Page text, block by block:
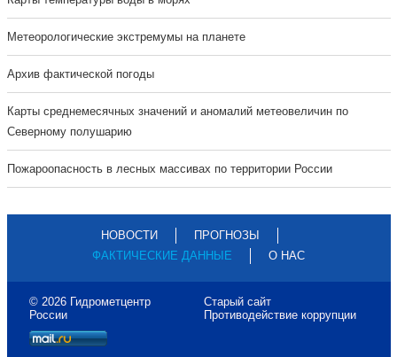
Метеорологические экстремумы на планете
Архив фактической погоды
Карты среднемесячных значений и аномалий метеовеличин по
Северному полушарию
Пожароопасность в лесных массивах по территории России
НОВОСТИ
ПРОГНОЗЫ
ФАКТИЧЕСКИЕ ДАННЫЕ
О НАС
© 2026 Гидрометцентр
России
Старый сайт
Противодействие коррупции